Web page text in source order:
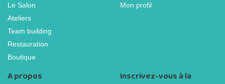
Le Salon
Ateliers
Team building
Restauration
Boutique
Mon profil
A propos
Inscrivez-vous à la